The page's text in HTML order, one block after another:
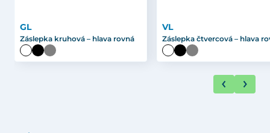
GL
Záslepka kruhová – hlava rovná
VL
Záslepka čtvercová – hlava